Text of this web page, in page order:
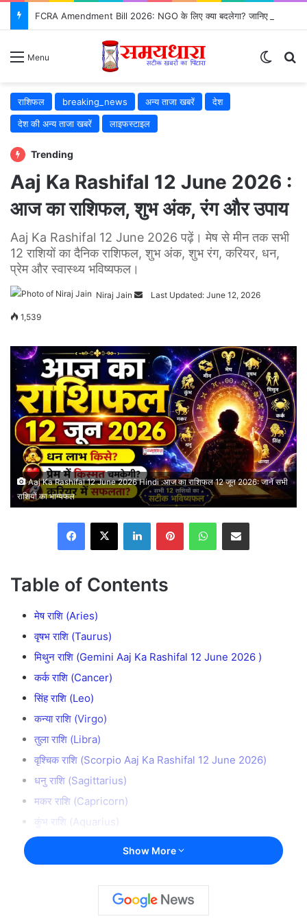
Menu
राशिफल breaking_news अन्य ताजा खबरें
देश
देश की अन्य ताजा खबरें
लाइफस्टाइल
Trending
Aaj Ka Rashifal 12 June 2026 :
आज का राशिफल, शुभ अंक, रंग और उपाय
Aaj Ka Rashifal 12 June 2026 पढ़ें। मेष से मीन तक सभी
12 राशियों का दैनिक राशिफल, शुभ अंक, शुभ रंग, करियर, धन,
प्रेम और स्वास्थ्य भविष्यफल।
Niraj Jain
SendLast Updated: June 12, 2026
1,539
Aaj Ka Rashifal 12 June 2026 Hindi :आज का राशिफल 12 जून 2026: जानें सभी
राशियों का भाग्यफल
Facebook
X LinkedInPinterestWhatsAppShare via Email
Table of Contents
मेष राशि (Aries)
वृषभ राशि (Taurus)
मिथुन राशि (Gemini Aaj Ka Rashifal 12 June 2026 )
कर्क राशि (Cancer)
सिंह राशि (Leo)
कन्या राशि (Virgo)
तुला राशि (Libra)
वृश्चिक राशि (Scorpio Aaj Ka Rashifal 12 June 2026)
धनु राशि (Sagittarius)
मकर राशि (Capricorn)
कुंभ राशि (Aquarius)
आज का पंचांग – 12 जून 2026
Aaj Ka Rashifal 12 June 2026 निष्कर्ष
Aaj Ka Rashifal 12 June 2026 का दैनिक राशिफल:
Show More